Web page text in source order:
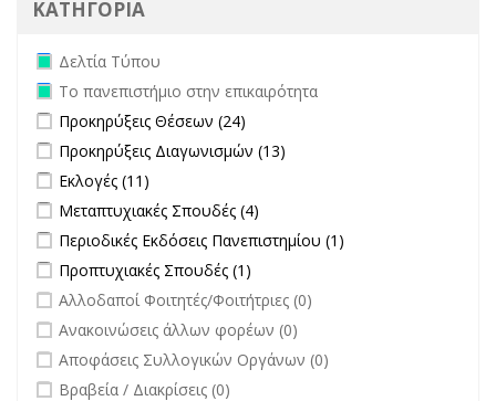
ΚΑΤΗΓΟΡΙΑ
Remove Δελτία Τύπου filter
Δελτία Τύπου
Remove Το πανεπιστήμιο στην επικαιρότητα filter
Το πανεπιστήμιο στην επικαιρότητα
Apply Προκηρύξεις Θέσεων filter
Προκηρύξεις Θέσεων (24)
Apply Προκηρύξεις Διαγωνισμών filter
Προκηρύξεις Διαγωνισμών (13)
Apply Εκλογές filter
Εκλογές (11)
Apply Μεταπτυχιακές Σπουδές filter
Μεταπτυχιακές Σπουδές (4)
Apply Περιοδικές Εκδόσεις Πανεπιστημίου filter
Περιοδικές Εκδόσεις Πανεπιστημίου (1)
Apply Προπτυχιακές Σπουδές filter
Προπτυχιακές Σπουδές (1)
undefined
Αλλοδαποί Φοιτητές/Φοιτήτριες (0)
undefined
Ανακοινώσεις άλλων φορέων (0)
undefined
Αποφάσεις Συλλογικών Οργάνων (0)
undefined
Βραβεία / Διακρίσεις (0)